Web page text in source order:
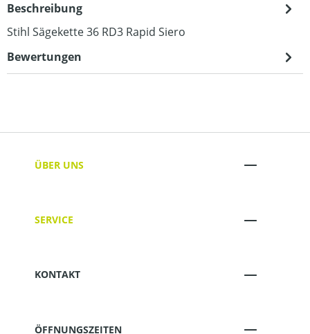
Beschreibung
Stihl Sägekette 36 RD3 Rapid Siero
Bewertungen
ÜBER UNS
SERVICE
KONTAKT
ÖFFNUNGSZEITEN